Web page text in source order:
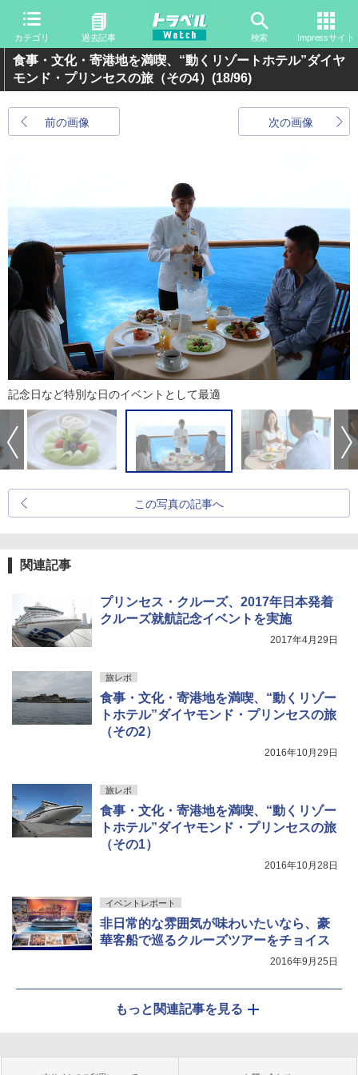
カテゴリ 過去記事 検索 Impressサイト
食事・文化・寄港地を満喫、“動くリゾートホテル”ダイヤ
モンド・プリンセスの旅（その4） (18/96)
前の画像 次の画像
記念日など特別な日のイベントとして最適
この写真の記事へ
関連記事
プリンセス・クルーズ、2017年日本発着
クルーズ就航記念イベントを実施
2017年4月29日
旅レポ
食事・文化・寄港地を満喫、“動くリゾー
トホテル”ダイヤモンド・プリンセスの旅
（その2）
2016年10月29日
旅レポ
食事・文化・寄港地を満喫、“動くリゾー
トホテル”ダイヤモンド・プリンセスの旅
（その1）
2016年10月28日
イベントレポート
非日常的な雰囲気が味わいたいなら、豪
華客船で巡るクルーズツアーをチョイス
2016年9月25日
もっと関連記事を見る